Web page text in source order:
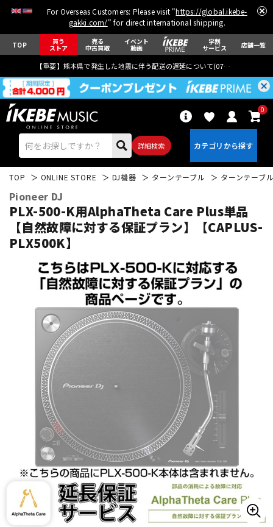
For Overseas Customers: Please visit "https://global.ikebe-
gakki.com/" for direct international shipping.
TOP 買う
ストア
売る
中古買取
イベント
動画
学割
サービス 店舗一覧
【重要】熊本県で発生した地震に伴う配送の遅延について(07月29日
詳細検索
0
エレキギター
ベース ウクレレ
ドラム パーカッション
キーボード 電子ピアノ
管楽器 その他楽器
アンプ エフェクター
DJ機器 DTM
TOP ONLINE STORE DJ機器 ターンテーブル ターンテーブ
Pioneer DJ
PLX-500-K用AlphaTheta Care Plus単品
【自然故障に対する保証プラン】【CAPLUS-
PLX500K】